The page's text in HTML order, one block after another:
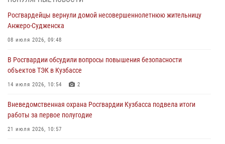
С 1 сентября 2026 года вступает в силу новый федеральный закон о
частной охранной деятельности
06 августа 2026, 10:19
Росгвардейцы задержали предполагаемого виновника причинения
ножевого ранения кемеровчанину
06 августа 2026, 09:18
Росгвардейцы задержали мужчину, повредившего имущество
горожанки
06 августа 2026, 08:17
Росгвардейцы вернули домой несовершеннолетнюю жительницу
Анжеро-Судженска
08 июля 2026, 09:48
В Росгвардии обсудили вопросы повышения безопасности
объектов ТЭК в Кузбассе
14 июля 2026, 10:54 2
Вневедомственная охрана Росгвардии Кузбасса подвела итоги
работы за первое полугодие
21 июля 2026, 10:57